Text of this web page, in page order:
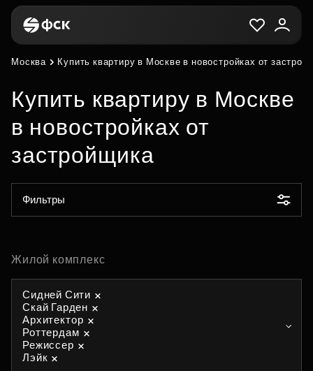
Москва Купить квартиру в Москве в новостройках от
Купить квартиру в Москве
в новостройках от
застройщика
Фильтры
Жилой комплекс
Сидней Сити
Скай Гарден
Архитектор
Роттердам
Режиссер
Лэйк